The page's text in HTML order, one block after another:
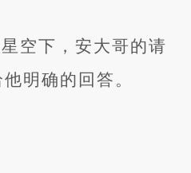
下，安大哥的请
明确的回答。